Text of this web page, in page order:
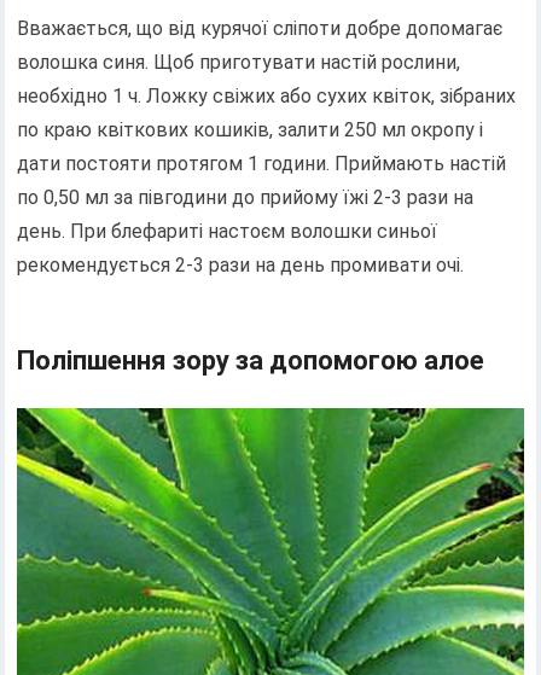
Вважається, що від курячої сліпоти добре допомагає
волошка синя. Щоб приготувати настій рослини,
необхідно 1 ч. Ложку свіжих або сухих квіток, зібраних
по краю квіткових кошиків, залити 250 мл окропу і
дати постояти протягом 1 години. Приймають настій
по 0,50 мл за півгодини до прийому їжі 2-3 рази на
день. При блефариті настоєм волошки синьої
рекомендується 2-3 рази на день промивати очі.
Поліпшення зору за допомогою алое